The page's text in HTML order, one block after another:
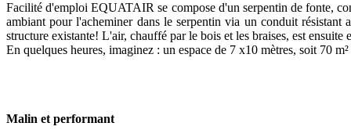
Facilité d'emploi EQUATAIR se compose d'un serpentin de fonte,
ambiant pour l'acheminer dans le serpentin via un conduit
structure existante! L'air, chauffé par le bois et les braises, est
En quelques heures, imaginez : un espace de 7 x10 mètres, soit 70
Malin et performant